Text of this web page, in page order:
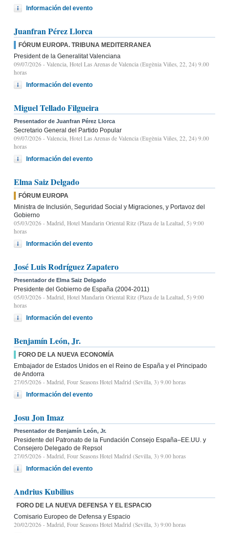
Información del evento
Juanfran Pérez Llorca
FÓRUM EUROPA. TRIBUNA MEDITERRANEA
President de la Generalitat Valenciana
09/07/2026 - Valencia, Hotel Las Arenas de Valencia (Eugènia Viñes, 22, 24) 9.00
horas
Información del evento
Miguel Tellado Filgueira
Presentador de Juanfran Pérez Llorca
Secretario General del Partido Popular
09/07/2026 - Valencia, Hotel Las Arenas de Valencia (Eugènia Viñes, 22, 24) 9.00
horas
Información del evento
Elma Saiz Delgado
FÓRUM EUROPA
Ministra de Inclusión, Seguridad Social y Migraciones, y Portavoz del
Gobierno
05/03/2026 - Madrid, Hotel Mandarin Oriental Ritz (Plaza de la Lealtad, 5) 9:00
horas
Información del evento
José Luis Rodríguez Zapatero
Presentador de Elma Saiz Delgado
Presidente del Gobierno de España (2004-2011)
05/03/2026 - Madrid, Hotel Mandarin Oriental Ritz (Plaza de la Lealtad, 5) 9:00
horas
Información del evento
Benjamín León, Jr.
FORO DE LA NUEVA ECONOMÍA
Embajador de Estados Unidos en el Reino de España y el Principado
de Andorra
27/05/2026 - Madrid, Four Seasons Hotel Madrid (Sevilla, 3) 9.00 horas
Información del evento
Josu Jon Imaz
Presentador de Benjamín León, Jr.
Presidente del Patronato de la Fundación Consejo España–EE.UU. y
Consejero Delegado de Repsol
27/05/2026 - Madrid, Four Seasons Hotel Madrid (Sevilla, 3) 9.00 horas
Información del evento
Andrius Kubilius
FORO DE LA NUEVA DEFENSA Y EL ESPACIO
Comisario Europeo de Defensa y Espacio
20/02/2026 - Madrid, Four Seasons Hotel Madrid (Sevilla, 3) 9:00 horas